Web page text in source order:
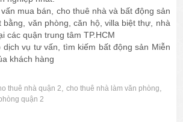
mua bán, cho thuê nhà và bất động sản
bằng, văn phòng, căn hộ, villa biệt thự, nhà
các quận trung tâm TP.HCM
dịch vụ tư vấn, tìm kiếm bất động sản Miễn
khách hàng
thuê nhà quận 2 ,cho thuê nhà làm văn phòng
quận 2